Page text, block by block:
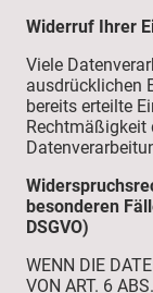
Widerruf Ihrer
Viele
ausdrücklichen
bereits erteilte
Rechtmäßigkeit
besonderen
DSGVO)
WENN DIE
VON ART. 6